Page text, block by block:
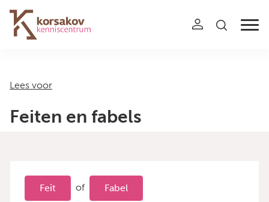
Navigation
Lees voor
Feiten en fabels
Feit of Fabel